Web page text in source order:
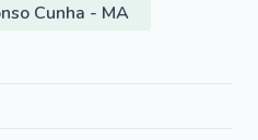
Cunha - MA